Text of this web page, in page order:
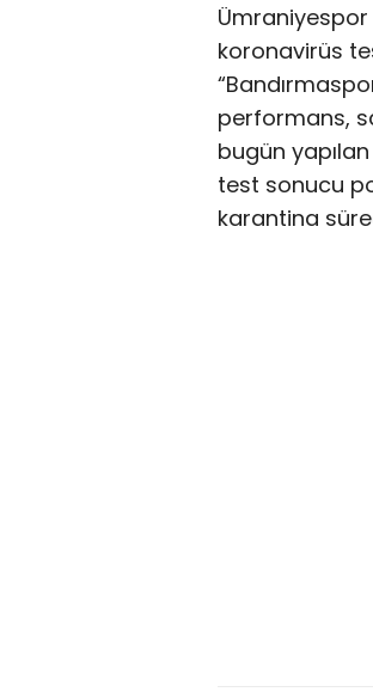
Ümraniyespor
koronavirüs
performans,
bugün
test sonucu
karantina